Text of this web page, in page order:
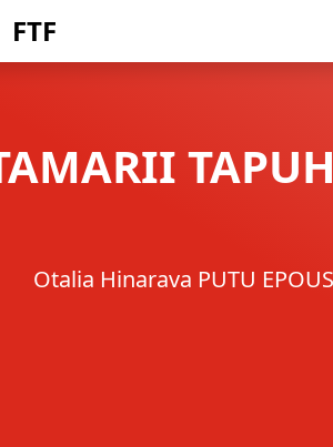
FTF
Otalia Hinarava PUTU